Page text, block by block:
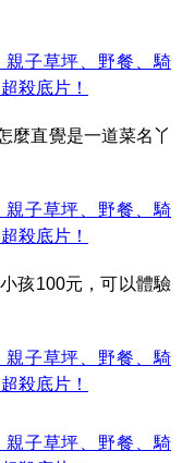
麼直覺是一道菜名丫
孩100元，可以體驗